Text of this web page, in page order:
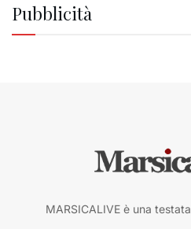
Pubblicità
MARSICALIVE è una